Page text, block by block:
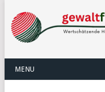
MENU